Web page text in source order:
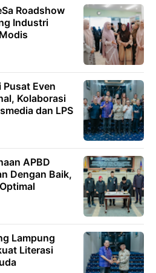
Roadshow
Industri
Pusat Even
Kolaborasi
dan LPS
APBD
Dengan Baik,
Lampung
Literasi